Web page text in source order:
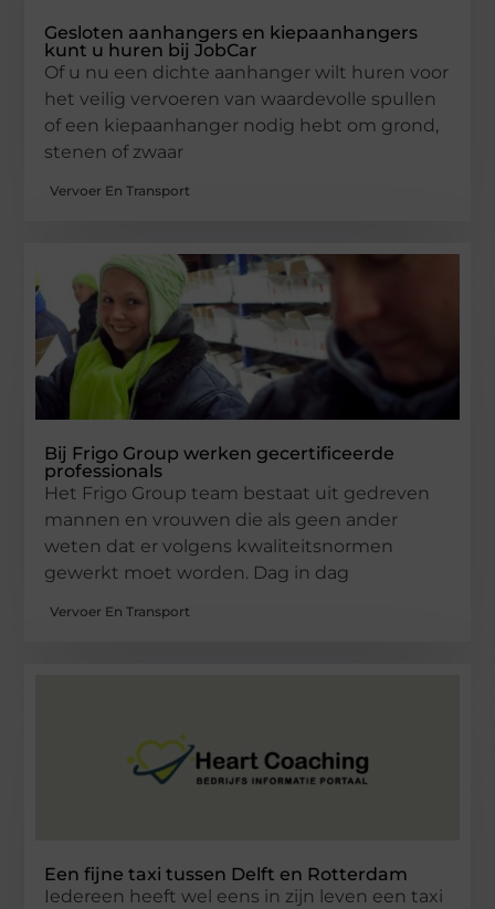
Gesloten aanhangers en kiepaanhangers
kunt u huren bij JobCar
Of u nu een dichte aanhanger wilt huren voor
het veilig vervoeren van waardevolle spullen
of een kiepaanhanger nodig hebt om grond,
stenen of zwaar
Vervoer En Transport
Bij Frigo Group werken gecertificeerde
professionals
Het Frigo Group team bestaat uit gedreven
mannen en vrouwen die als geen ander
weten dat er volgens kwaliteitsnormen
gewerkt moet worden. Dag in dag
Vervoer En Transport
Een fijne taxi tussen Delft en Rotterdam
Iedereen heeft wel eens in zijn leven een taxi